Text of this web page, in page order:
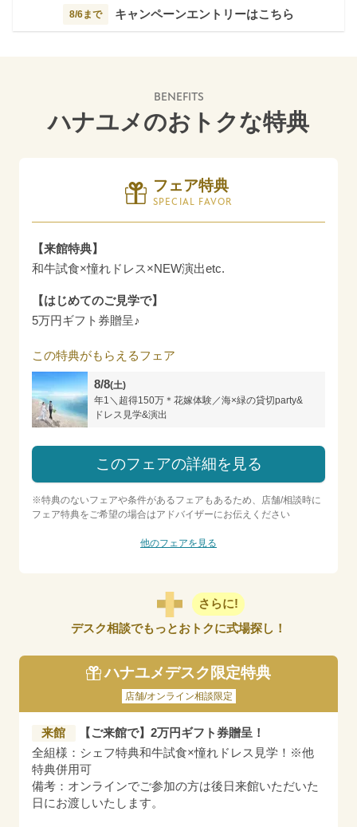
8/6まで キャンペーンエントリーはこちら
BENEFITS
ハナユメのおトクな特典
フェア特典
SPECIAL FAVOR
【来館特典】
和牛試食×憧れドレス×NEW演出etc.
【はじめてのご見学で】
5万円ギフト券贈呈♪
この特典がもらえるフェア
8/8(土)
年1＼超得150万＊花嫁体験／海×緑の貸切party&
ドレス見学&演出
このフェアの詳細を見る
※特典のないフェアや条件があるフェアもあるため、店舗/相談時に
フェア特典をご希望の場合はアドバイザーにお伝えください
他のフェアを見る
さらに!
デスク相談でもっとおトクに式場探し！
ハナユメデスク限定特典
店舗/オンライン相談限定
来館
【ご来館で】2万円ギフト券贈呈！
全組様：シェフ特典和牛試食×憧れドレス見学！※他
特典併用可
備考：オンラインでご参加の方は後日来館いただいた
日にお渡しいたします。